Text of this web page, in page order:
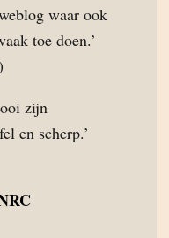
waar ook
toe doen.’
zijn
en scherp.’